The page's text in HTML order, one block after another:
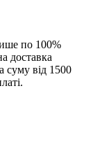
по 100%
доставка
суму від 1500